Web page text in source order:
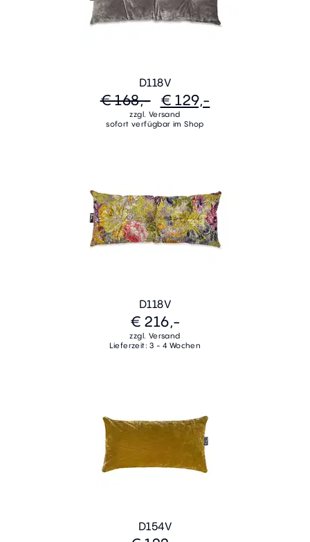
D118V
€ 168,- € 129,-
zzgl. Versand
sofort verfügbar im Shop
D118V
€ 216,-
zzgl. Versand
Lieferzeit: 3 - 4 Wochen
D154V